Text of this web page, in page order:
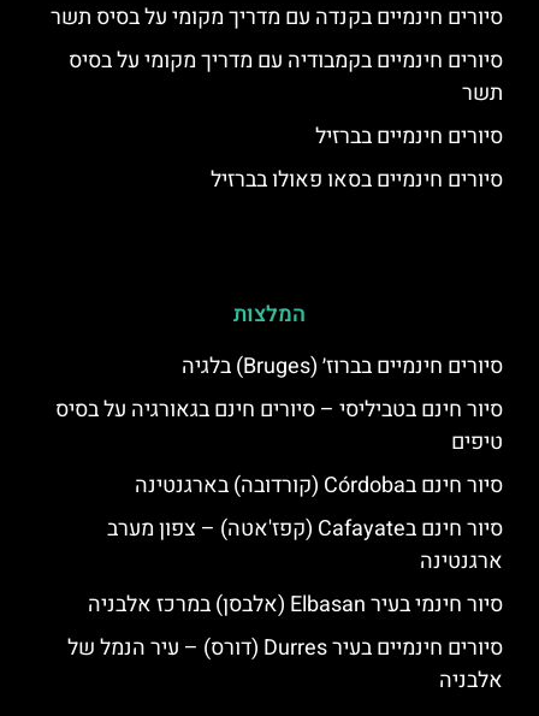
סיורים חינמיים בקנדה עם מדריך מקומי על בסיס תשר
סיורים חינמיים בקמבודיה עם מדריך מקומי על בסיס
תשר
סיורים חינמיים בברזיל
סיורים חינמיים בסאו פאולו בברזיל
המלצות
סיורים חינמיים בברוז׳ (Bruges) בלגיה
סיור חינם בטביליסי – סיורים חינם בגאורגיה על בסיס
טיפים
סיור חינם בCórdoba (קורדובה) בארגנטינה
סיור חינם בCafayate (קפז'אטה) – צפון מערב
ארגנטינה
סיור חינמי בעיר Elbasan (אלבסן) במרכז אלבניה
סיורים חינמיים בעיר Durres (דורס) – עיר הנמל של
אלבניה